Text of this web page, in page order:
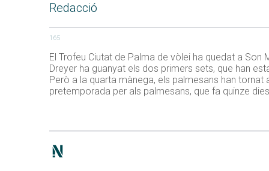
Redacció
165
El Trofeu Ciutat de Palma de vòlei ha quedat a Son
Dreyer ha guanyat els dos primers sets, que han
Però a la quarta mànega, els palmesans han
pretemporada per als palmesans, que fa quinze